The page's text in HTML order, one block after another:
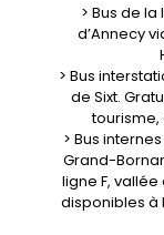
> Bus de
d’Annecy
> Bus
de Sixt.
tourisme,
> Bus
Grand-
ligne F,
disponibles à